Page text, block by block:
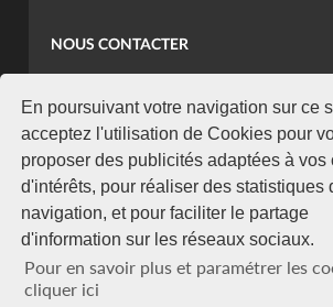
En poursuivant votre navigation sur ce
acceptez l'utilisation de Cookies pour
proposer des publicités adaptées à vos
d'intérêts, pour réaliser des statistiques
navigation, et pour faciliter le partage
d'information sur les réseaux sociaux.
Pour en savoir plus et paramétrer les
cliquer ici
NOUS CONTACTER
koaci@yahoo.fr
+225 07 08 85 52 93
NEWSLETTER
Restez connecté via notre newsletter
S'abonner
Se désabonner